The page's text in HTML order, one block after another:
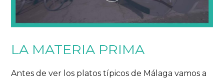
LA MATERIA PRIMA
Antes de ver los platos típicos de Málaga vamos a